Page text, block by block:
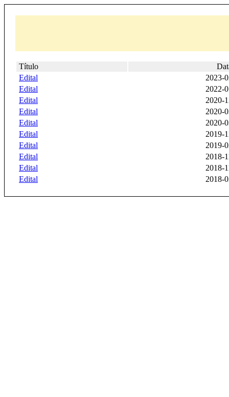
Título
Edital
2023-
Edital
2022-
Edital
2020-
Edital
2020-
Edital
2020-
Edital
2019-
Edital
2019-
Edital
2018-
Edital
2018-
Edital
2018-